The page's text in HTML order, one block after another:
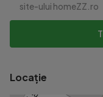
site-ului homeZZ.ro
Locație